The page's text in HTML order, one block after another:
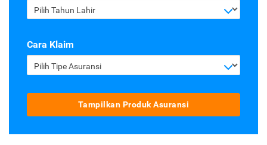
Pilih Tahun Lahir
Cara Klaim
Pilih Tipe Asuransi
Tampilkan Produk Asuransi